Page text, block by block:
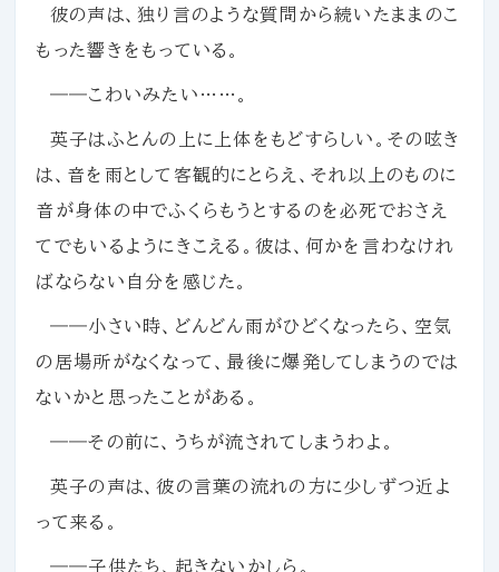
彼の声は、独り言のような質問から続いたままのこ
もった響きをもっている。
――こわいみたい……。
英子はふとんの上に上体をもどすらしい。その呟き
は、音を雨として客観的にとらえ、それ以上のものに
音が身体の中でふくらもうとするのを必死でおさえ
てでもいるようにきこえる。彼は、何かを言わなけれ
ばならない自分を感じた。
――小さい時、どんどん雨がひどくなったら、空気
の居場所がなくなって、最後に爆発してしまうのでは
ないかと思ったことがある。
――その前に、うちが流されてしまうわよ。
英子の声は、彼の言葉の流れの方に少しずつ近よ
って来る。
――子供たち、起きないかしら。